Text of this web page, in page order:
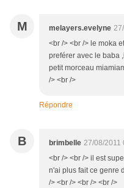
M melayers.evelyne
<br /> <br /> le moka
preférer avec le baba
petit morceau
/> <br />
Répondre
B brimbelle 27/08/2011
<br /> <br /> il est
n'ai plus fait ce genre
/> <br /> <br /> <br />